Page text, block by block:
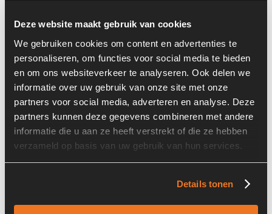
Deze website maakt gebruik van cookies
We gebruiken cookies om content en advertenties te
personaliseren, om functies voor social media te bieden
en om ons websiteverkeer te analyseren. Ook delen we
informatie over uw gebruik van onze site met onze
partners voor social media, adverteren en analyse. Deze
partners kunnen deze gegevens combineren met andere
informatie die u aan ze heeft verstrekt of die ze hebben
verzameld op basis van uw gebruik van hun services.
Details tonen
Onderdeel nummer:
11123383
Audi A6 AVANT